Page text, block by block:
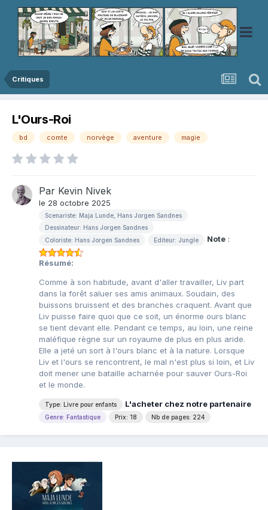
Critiques
L'Ours-Roi
bd comte norvège aventure magie
Par Kevin Nivek
le 28 octobre 2025
Scenariste: Maja Lunde, Hans Jorgen Sandnes
Dessinateur: Hans Jorgen Sandnes
Coloriste: Hans Jorgen Sandnes
Editeur: Jungle Note :
Résumé:
Comme à son habitude, avant d'aller travailler, Liv part
dans la forêt saluer ses amis animaux. Soudain, des
buissons bruissent et des branches craquent. Avant que
Liv puisse faire quoi que ce soit, un énorme ours blanc
se tient devant elle. Pendant ce temps, au loin, une reine
maléfique règne sur un royaume de plus en plus aride.
Elle a jeté un sort à l'ours blanc et à la nature. Lorsque
Liv et l'ours se rencontrent, le mal n'est plus si loin, et Liv
doit mener une bataille acharnée pour sauver Ours-Roi
et le monde.
Type: Livre pour enfants L'acheter chez notre partenaire
Genre: Fantastique Prix: 18 Nb de pages: 224